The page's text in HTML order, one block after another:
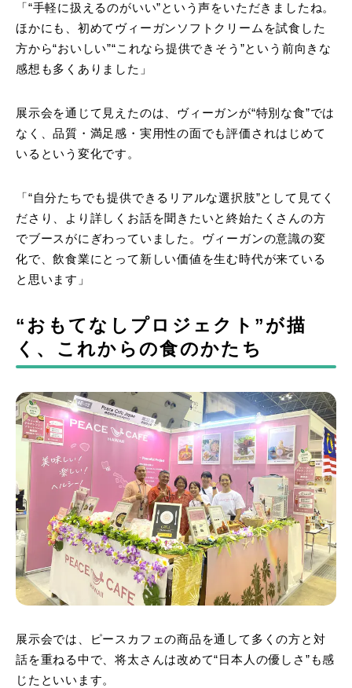
「“手軽に扱えるのがいい”という声をいただきましたね。
ほかにも、初めてヴィーガンソフトクリームを試食した
方から“おいしい”“これなら提供できそう”という前向きな
感想も多くありました」
展示会を通じて見えたのは、ヴィーガンが“特別な食”では
なく、品質・満足感・実用性の面でも評価されはじめて
いるという変化です。
「“自分たちでも提供できるリアルな選択肢”として見てく
ださり、より詳しくお話を聞きたいと終始たくさんの方
でブースがにぎわっていました。ヴィーガンの意識の変
化で、飲食業にとって新しい価値を生む時代が来ている
と思います」
“おもてなしプロジェクト”が描
く、これからの食のかたち
展示会では、ピースカフェの商品を通して多くの方と対
話を重ねる中で、将太さんは改めて“日本人の優しさ”も感
じたといいます。